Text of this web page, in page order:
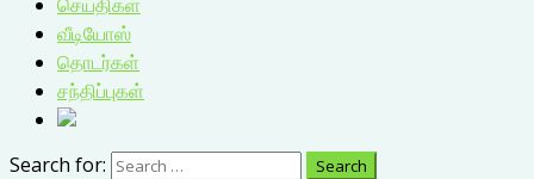
வீடியோஸ்
தொடர்கள்
சந்திப்புகள்
Search for: